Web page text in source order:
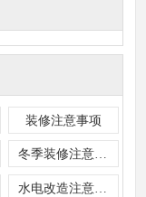
装修注意事项
冬季装修注意事项
水电改造注意事项